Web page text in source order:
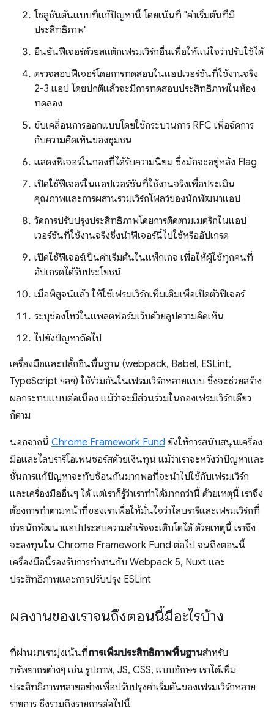
โซลูชันต้นแบบที่แก้ปัญหานี้ โดยเน้นที่ "ค่าเริ่มต้นที่มี
ประสิทธิภาพ"
ยืนยันฟีเจอร์ด้วยสแต็กเฟรมเวิร์กอื่นเพื่อให้แน่ใจว่าปรับใช้ได้
ตรวจสอบฟีเจอร์โดยการทดสอบในแอปเวอร์ชันที่ใช้งานจริง
2-3 แอป โดยปกติแล้วจะมีการทดสอบประสิทธิภาพในห้อง
ทดลอง
ขับเคลื่อนการออกแบบโดยใช้กระบวนการ RFC เพื่อจัดการ
กับความคิดเห็นของชุมชน
แสดงฟีเจอร์ในกองที่ได้รับความนิยม ซึ่งมักจะอยู่หลัง Flag
เปิดใช้ฟีเจอร์ในแอปเวอร์ชันที่ใช้งานจริงเพื่อประเมิน
คุณภาพและการผสานรวมเวิร์กโฟลว์ของนักพัฒนาแอป
วัดการปรับปรุงประสิทธิภาพโดยการติดตามเมตริกในแอป
เวอร์ชันที่ใช้งานจริงซึ่งนําฟีเจอร์นี้ไปใช้หรืออัปเกรด
เปิดใช้ฟีเจอร์เป็นค่าเริ่มต้นในแพ็กเกจ เพื่อให้ผู้ใช้ทุกคนที่
อัปเกรดได้รับประโยชน์
เมื่อพิสูจน์แล้ว ให้ใช้เฟรมเวิร์กเพิ่มเติมเพื่อเปิดตัวฟีเจอร์
ระบุช่องโหว่ในแพลตฟอร์มเว็บด้วยลูปความคิดเห็น
ไปยังปัญหาถัดไป
เครื่องมือและปลั๊กอินพื้นฐาน (webpack, Babel, ESLint,
TypeScript ฯลฯ) ใช้ร่วมกันในเฟรมเวิร์กหลายแบบ ซึ่งจะช่วยสร้าง
ผลกระทบแบบต่อเนื่อง แม้ว่าจะมีส่วนร่วมในกองเฟรมเวิร์กเดียว
ก็ตาม
นอกจากนี้ Chrome Framework Fund ยังให้การสนับสนุนเครื่อง
มือและไลบรารีโอเพนซอร์สด้วยเงินทุน แม้ว่าเราจะหวังว่าปัญหาและ
ชั้นการแก้ปัญหาจะทับซ้อนกันมากพอที่จะนำไปใช้กับเฟรมเวิร์ก
และเครื่องมืออื่นๆ ได้ แต่เราก็รู้ว่าเราทำได้มากกว่านี้ ด้วยเหตุนี้ เราจึง
ต้องการทําตามหน้าที่ของเราเพื่อให้มั่นใจว่าไลบรารีและเฟรมเวิร์กที่
ช่วยนักพัฒนาแอปประสบความสําเร็จจะเติบโตได้ ด้วยเหตุนี้ เราจึง
จะลงทุนใน Chrome Framework Fund ต่อไป จนถึงตอนนี้
เครื่องมือนี้รองรับการทำงานกับ Webpack 5, Nuxt และ
ประสิทธิภาพและการปรับปรุง ESLint
ผลงานของเราจนถึงตอนนี้มีอะไรบ้าง
ที่ผ่านมาเรามุ่งเน้นที่การเพิ่มประสิทธิภาพพื้นฐานสำหรับ
ทรัพยากรต่างๆ เช่น รูปภาพ, JS, CSS, แบบอักษร เราได้เพิ่ม
ประสิทธิภาพหลายอย่างเพื่อปรับปรุงค่าเริ่มต้นของเฟรมเวิร์กหลาย
รายการ ซึ่งรวมถึงรายการต่อไปนี้